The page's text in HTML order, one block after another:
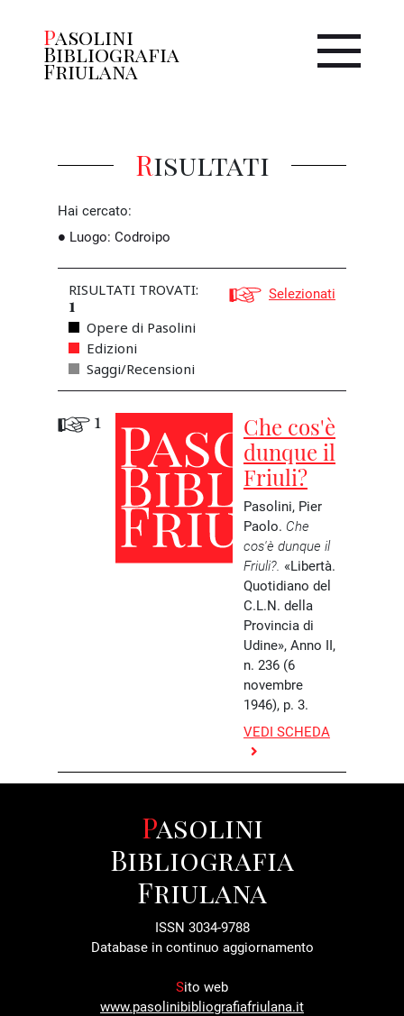
Pasolini
Bibliografia
Friulana
Risultati
Hai cercato:
Luogo: Codroipo
RISULTATI TROVATI:
1
Opere di Pasolini
Edizioni
Saggi/Recensioni
Selezionati
1
Che cos'è
dunque il
Friuli?
Pasolini, Pier
Paolo. Che
cos'è dunque il
Friuli?. «Libertà.
Quotidiano del
C.L.N. della
Provincia di
Udine», Anno II,
n. 236 (6
novembre
1946), p. 3.
VEDI SCHEDA
Pasolini
Bibliografia
Friulana
ISSN 3034-9788
Database in continuo aggiornamento
Sito web
www.pasolinibibliografiafriulana.it